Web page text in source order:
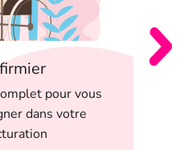
pour vous
dans votre